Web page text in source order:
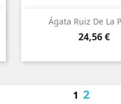
Ágata Ruiz De La
Precio
24,56 €
 Vista
12